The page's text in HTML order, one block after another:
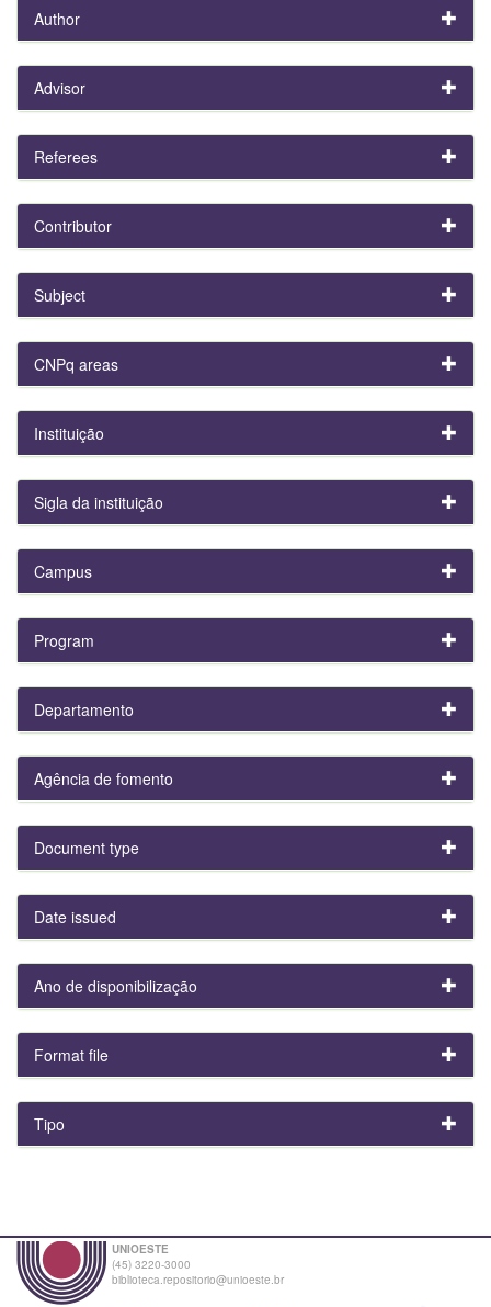
Author
Advisor
Referees
Contributor
Subject
CNPq areas
Instituição
Sigla da instituição
Campus
Program
Departamento
Agência de fomento
Document type
Date issued
Ano de disponibilização
Format file
Tipo
UNIOESTE
(45) 3220-3000
biblioteca.repositorio@unioeste.br